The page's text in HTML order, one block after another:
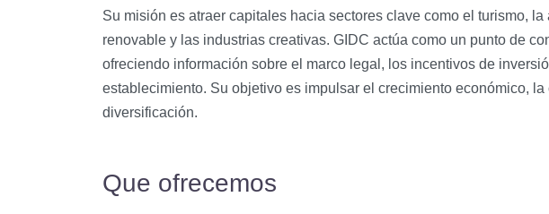
Su misión es atraer capitales hacia sectores clave como el turismo,
renovable y las industrias creativas. GIDC actúa como un punto de
ofreciendo información sobre el marco legal, los incentivos de
establecimiento. Su objetivo es impulsar el crecimiento económico,
diversificación.
Que ofrecemos